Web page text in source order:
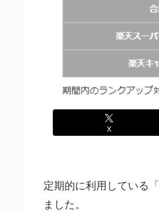
X
定期的に利用している「
ました。